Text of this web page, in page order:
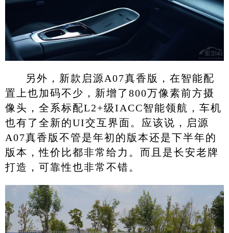
另外，新款启源A07真香版，在智能配
置上也加码不少，新增了800万像素前方摄
像头，全系标配L2+级IACC智能领航，车机
也有了全新的UI交互界面。应该说，启源
A07真香版不管是年初的版本还是下半年的
版本，性价比都非常给力。而且是长安老牌
打造，可靠性也非常不错。